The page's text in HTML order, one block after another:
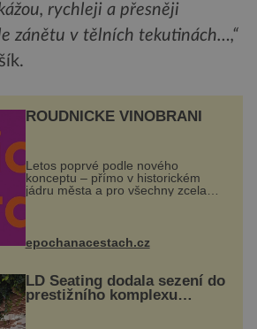
rychleji a přesněji
zánětu v tělních tekutinách…,“
ROUDNICKÉ VINOBRANÍ
Letos poprvé podle nového
konceptu – přímo v historickém
jádru města a pro všechny zcela
zdarma. Hlavní program se
náměstí. Návštěvníci se mohou těšit
na víno, burčák, pes...
epochanacestach.cz
LD Seating dodala sezení do
prestižního komplexu
MediaCityUK v Salfordu